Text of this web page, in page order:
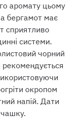
аромату цьому
бергамот має
сприятливо
системи.
чорний
окропом
напій. Дати